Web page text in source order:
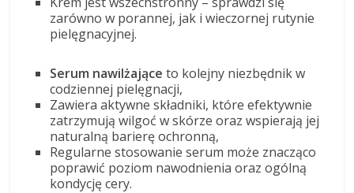
zarówno w porannej, jak i wieczornej rutynie
pielęgnacyjnej.
Serum nawilżające to kolejny niezbędnik w
codziennej pielęgnacji,
Zawiera aktywne składniki, które efektywnie
zatrzymują wilgoć w skórze oraz wspierają jej
naturalną barierę ochronną,
Regularne stosowanie serum może znacząco
poprawić poziom nawodnienia oraz ogólną
kondycję cery.